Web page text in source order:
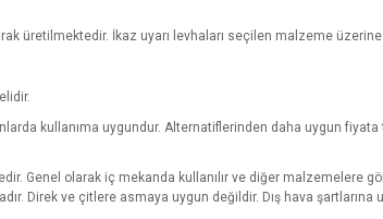
üretilmektedir. İkaz uyarı levhaları seçilen malzeme üzerine
kullanıma uygundur. Alternatiflerinden daha uygun fiyata
Genel olarak iç mekanda kullanılır ve diğer malzemelere
Direk ve çitlere asmaya uygun değildir. Dış hava şartlarına